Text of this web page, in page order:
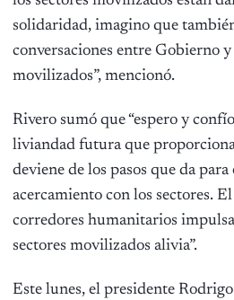
solidaridad, imagino que
conversaciones entre Gobierno y
movilizados”, mencionó.
Rivero sumó que “espero y
liviandad futura que
deviene de los pasos que da
acercamiento con los sectores.
corredores humanitarios
sectores movilizados alivia”.
Este lunes, el presidente